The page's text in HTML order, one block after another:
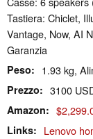
Tastiera: Chiclet,
Vantage, Now, AI
Garanzia
Peso 1.93 kg,
Prezzo 3100
Amazon
Links Lenovo